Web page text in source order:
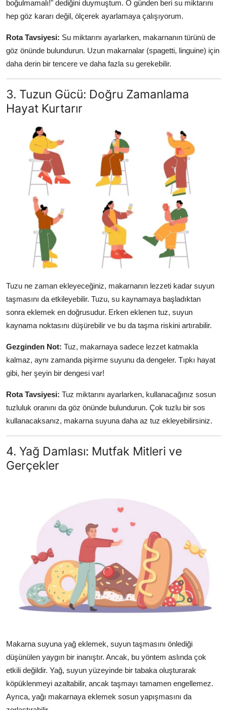
boğulmamalı!" dediğini duymuştum. O günden beri su miktarını
hep göz kararı değil, ölçerek ayarlamaya çalışıyorum.
Rota Tavsiyesi: Su miktarını ayarlarken, makarnanın türünü de
göz önünde bulundurun. Uzun makarnalar (spagetti, linguine) için
daha derin bir tencere ve daha fazla su gerekebilir.
3. Tuzun Gücü: Doğru Zamanlama
Hayat Kurtarır
Tuzu ne zaman ekleyeceğiniz, makarnanın lezzeti kadar suyun
taşmasını da etkileyebilir. Tuzu, su kaynamaya başladıktan
sonra eklemek en doğrusudur. Erken eklenen tuz, suyun
kaynama noktasını düşürebilir ve bu da taşma riskini artırabilir.
Gezginden Not: Tuz, makarnaya sadece lezzet katmakla
kalmaz, aynı zamanda pişirme suyunu da dengeler. Tıpkı hayat
gibi, her şeyin bir dengesi var!
Rota Tavsiyesi: Tuz miktarını ayarlarken, kullanacağınız sosun
tuzluluk oranını da göz önünde bulundurun. Çok tuzlu bir sos
kullanacaksanız, makarna suyuna daha az tuz ekleyebilirsiniz.
4. Yağ Damlası: Mutfak Mitleri ve
Gerçekler
Makarna suyuna yağ eklemek, suyun taşmasını önlediği
düşünülen yaygın bir inanıştır. Ancak, bu yöntem aslında çok
etkili değildir. Yağ, suyun yüzeyinde bir tabaka oluşturarak
köpüklenmeyi azaltabilir, ancak taşmayı tamamen engellemez.
Ayrıca, yağı makarnaya eklemek sosun yapışmasını da